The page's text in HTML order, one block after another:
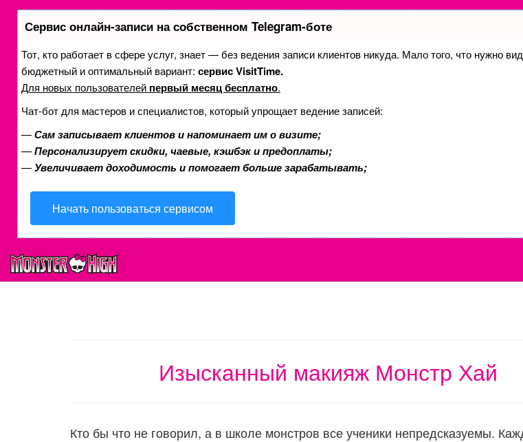
Сервис онлайн-записи на собственном Telegram-боте
Тот, кто работает в сфере услуг, знает — без ведения записи клиентов никуда. Мало того, что нужно
бюджетный и оптимальный вариант: сервис VisitTime.
Для новых пользователей первый месяц бесплатно.
Чат-бот для мастеров и специалистов, который упрощает ведение записей:
—Сам записывает клиентов и напоминает им о визите;
—Персонализирует скидки, чаевые, кэшбэк и предоплаты;
—Увеличивает доходимость и помогает больше зарабатывать;
Начать пользоваться сервисом
Изысканный макияж Монстр Хай
Кто бы что не говорил, а в школе монстров все ученики непредсказуемы.